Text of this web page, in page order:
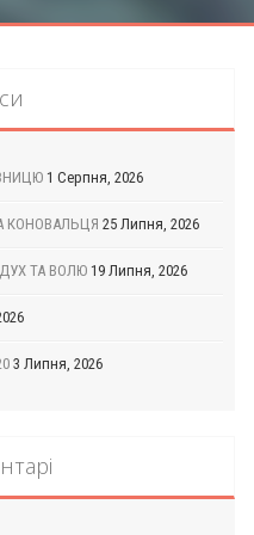
1 Серпня, 2026
КОНОВАЛЬЦЯ 25 Липня, 2026
ТА ВОЛЮ 19 Липня, 2026
3 Липня, 2026